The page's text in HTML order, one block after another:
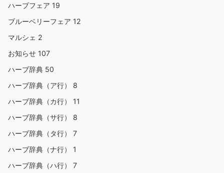
ハーブフェア 19
ブルーベリーフェア 12
マルシェ 2
お知らせ 107
ハーブ辞典 50
ハーブ辞典（ア行） 8
ハーブ辞典（カ行） 11
ハーブ辞典（サ行） 8
ハーブ辞典（タ行） 7
ハーブ辞典（ナ行） 1
ハーブ辞典（ハ行） 7